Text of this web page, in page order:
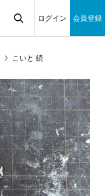
ログイン 会員登録
こいと 続